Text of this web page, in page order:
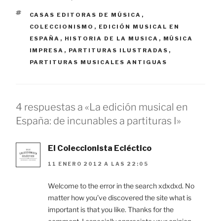
ETIQUETAS
CASAS EDITORAS DE MÚSICA ,
COLECCIONISMO , EDICIÓN MUSICAL EN
ESPAÑA , HISTORIA DE LA MUSICA , MÚSICA
IMPRESA , PARTITURAS ILUSTRADAS ,
PARTITURAS MUSICALES ANTIGUAS
4 respuestas a «La edición musical en
España: de incunables a partituras I»
El Coleccionista Ecléctico
11 ENERO 2012 A LAS 22:05
Welcome to the error in the search xdxdxd. No
matter how you’ve discovered the site what is
important is that you like. Thanks for the